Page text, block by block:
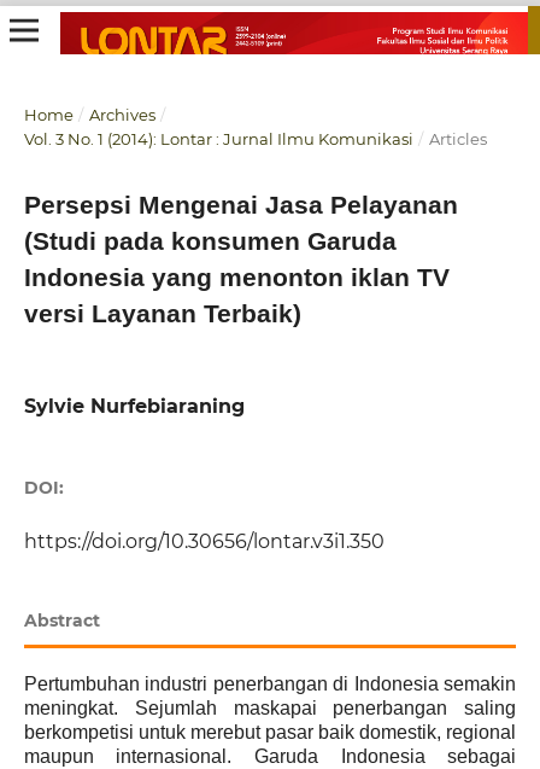
Home / Archives /
Vol. 3 No. 1 (2014): Lontar : Jurnal Ilmu Komunikasi / Articles
Persepsi Mengenai Jasa Pelayanan
(Studi pada konsumen Garuda
Indonesia yang menonton iklan TV
versi Layanan Terbaik)
Sylvie Nurfebiaraning
DOI:
https://doi.org/10.30656/lontar.v3i1.350
Abstract
Pertumbuhan industri penerbangan di Indonesia semakin
meningkat. Sejumlah maskapai penerbangan saling
berkompetisi untuk merebut pasar baik domestik, regional
maupun internasional. Garuda Indonesia sebagai